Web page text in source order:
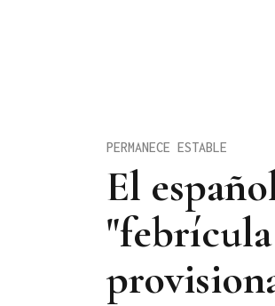
El
PERMANECE ESTABLE